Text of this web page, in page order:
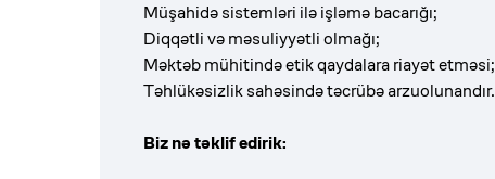
Müşahidə sistemləri ilə işləmə bacarığı;
Diqqətli və məsuliyyətli olmağı;
Məktəb mühitində etik qaydalara riayət etməsi;
Təhlükəsizlik sahəsində təcrübə arzuolunandır.
Biz nə təklif edirik: